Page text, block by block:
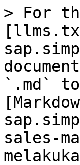
> For
`.md`
sales-